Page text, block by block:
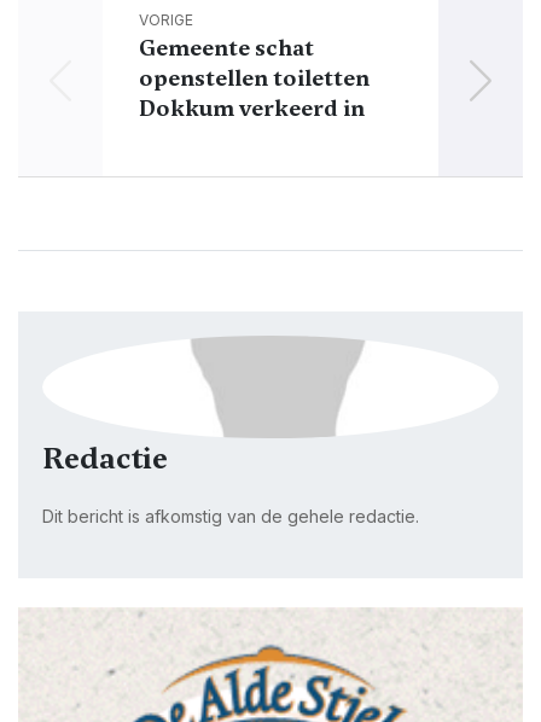
VORIGE
Gemeente schat
openstellen toiletten
Dokkum verkeerd in
Redactie
Dit bericht is afkomstig van de gehele redactie.